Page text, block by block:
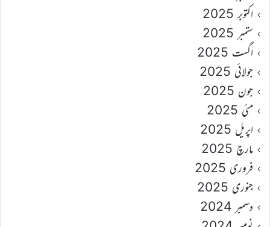
اکتوبر 2025
ستمبر 2025
اگست 2025
جولائی 2025
جون 2025
مئی 2025
اپریل 2025
مارچ 2025
فروری 2025
جنوری 2025
دسمبر 2024